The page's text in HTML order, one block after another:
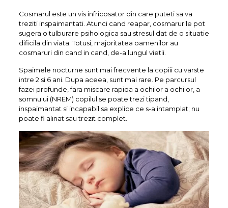
Cosmarul este un vis infricosator din care puteti sa va
treziti inspaimantati. Atunci cand reapar, cosmarurile pot
sugera o tulburare psihologica sau stresul dat de o situatie
dificila din viata. Totusi, majoritatea oamenilor au
cosmaruri din cand in cand, de-a lungul vietii.
Spaimele nocturne sunt mai frecvente la copiii cu varste
intre 2 si 6 ani. Dupa aceea, sunt mai rare. Pe parcursul
fazei profunde, fara miscare rapida a ochilor a ochilor, a
somnului (NREM) copilul se poate trezi tipand,
inspaimantat si incapabil sa explice ce s-a intamplat; nu
poate fi alinat sau trezit complet.